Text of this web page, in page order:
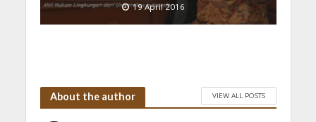
19 April 2016
About the author VIEW ALL POSTS